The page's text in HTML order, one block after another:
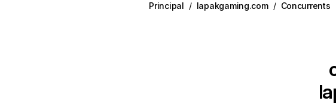
Principal / lapakgaming.com / Concurrents